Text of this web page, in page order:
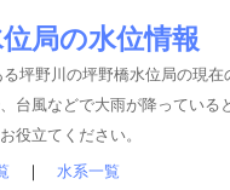
局の水位情報
坪野川の坪野橋水位局の現
台風などで大雨が降っている
役立てください。
水系一覧